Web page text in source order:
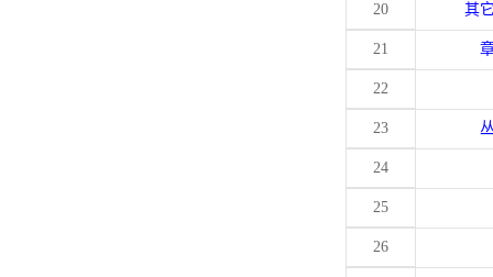
20 其
21
22
23
24
25
26